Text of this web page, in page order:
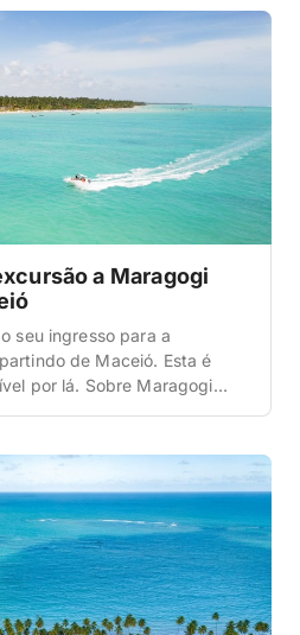
sua primeira vez neste
está situado a 80 […]
a Maragogi
seu ingresso para a
de Maceió. Esta é
por lá. Sobre Maragogi
se encontram a uma
horas e 30 […]